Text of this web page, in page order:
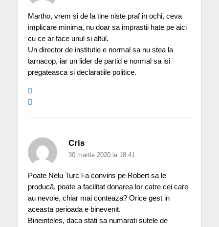
Martho, vrem si de la tine niste praf in ochi, ceva
implicare minima, nu doar sa imprastii hate pe aici
cu ce ar face unul si altul.
Un director de institutie e normal sa nu stea la
tarnacop, iar un lider de partid e normal sa isi
pregateasca si declaratiile politice.
Cris
30 martie 2020 la 18:41
Poate Nelu Turc l-a convins pe Robert sa le
producă, poate a facilitat donarea lor catre cei care
au nevoie, chiar mai conteaza? Orice gest in
aceasta perioada e binevenit.
Bineinteles, daca stati sa numarati sutele de